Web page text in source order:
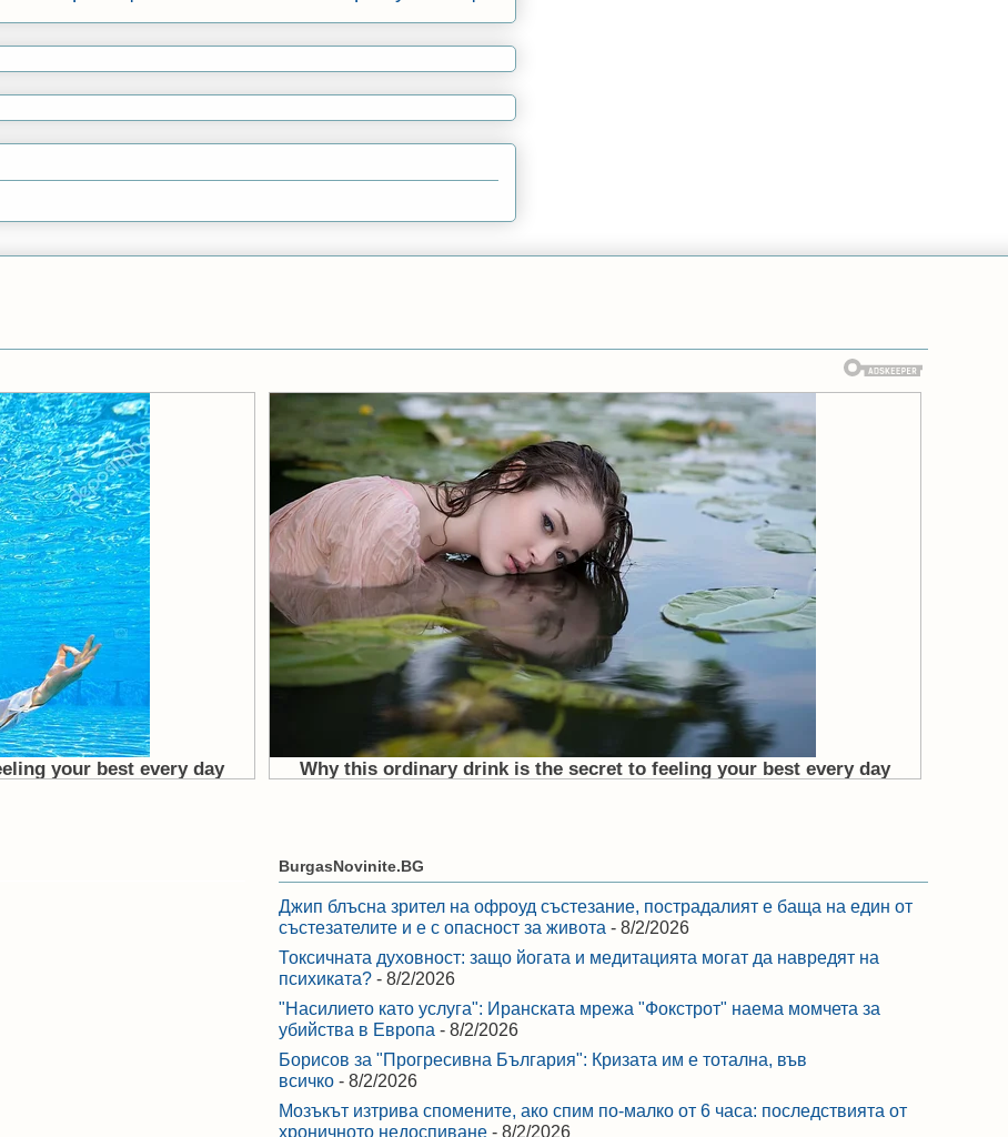
BurgasNovinite.BG
Джип блъсна зрител на офроуд състезание, пострадалият е баща на един от
състезателите и е с опасност за живота - 8/2/2026
Токсичната духовност: защо йогата и медитацията могат да навредят на
психиката? - 8/2/2026
"Насилието като услуга": Иранската мрежа "Фокстрот" наема момчета за
убийства в Европа - 8/2/2026
Борисов за "Прогресивна България": Кризата им е тотална, във
всичко - 8/2/2026
Мозъкът изтрива спомените, ако спим по-малко от 6 часа: последствията от
хроничното недоспиване - 8/2/2026